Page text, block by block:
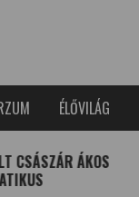
ÉLŐVILÁG
A VIRÁGOK?